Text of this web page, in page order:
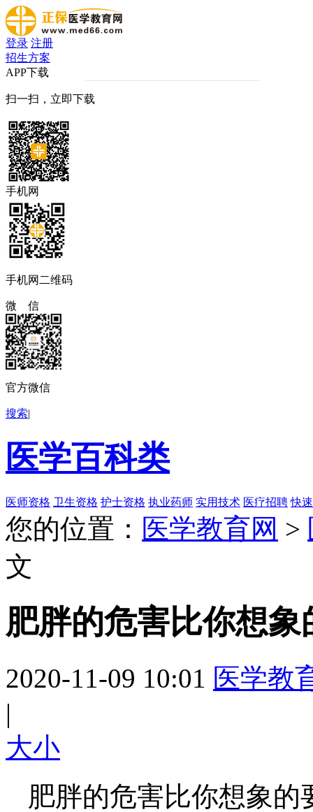
登录 注册
招生方案
APP下载
扫一扫，立即下载
手机网
手机网二维码
微 信
官方微信
搜索|
医学百科类
医师资格 卫生资格 护士资格 执业药师 实用技术 医疗招聘 快
您的位置： 医学教育网 >
文
肥胖的危害比你想象
2020-11-09 10:01 医学教
|
大小
肥胖的危害比你想象